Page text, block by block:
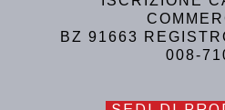
BZ 91663
008-